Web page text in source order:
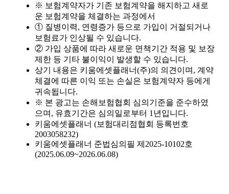
치매간병보험, 진단받고 나면 바로 간병비가 나오나요?
치매간병보험, 가입 후 바로 보장되나요? 2025-06-24
치매간병보험, 단독형과 종합형 중 어떤 게 좋을까? 2025-06-24
치매간병보험, 보험료 납입은 언제까지 해야 하나요? 2025-06-24
※ 보험계약자가 기존 보험계약을 해지하고 새로
운 보험계약을 체결하는 과정에서
① 질병이력, 연령증가 등으로 가입이 거절되거나
보험료가 인상될 수 있습니다.
② 가입 상품에 따라 새로운 면책기간 적용 및 보장
제한 등 기타 불이익이 발생할 수 있습니다.
상기 내용은 키움에셋플래너(주)의 의견이며, 계약
체결에 따른 이익 또는 손실은 보험계약자 등에게
귀속됩니다.
※ 본 광고는 손해보험협회 심의기준을 준수하였
으며, 유효기간은 심의일로부터 1년입니다.
키움에셋플래너 (보험대리점협회 등록번호
2003058232)
키움에셋플래너 준법심의필 제2025-10102호
(2025.06.09~2026.06.08)